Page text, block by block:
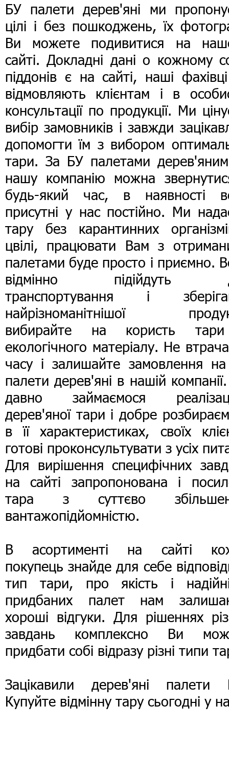
БУ палети дерев'яні ми
цілі і без пошкоджень, їх
Ви можете подивитися на
сайті. Докладні дані о кожному
піддонів є на сайті, наші
відмовляють клієнтам і в
консультації по продукції. Ми
вибір замовників і завжди
допомогти їм з вибором
тари. За БУ палетами
нашу компанію можна
будь-який час, в наявності
присутні у нас постійно. Ми
тару без карантинних
цвілі, працювати Вам з
палетами буде просто і приємно.
відмінно підійдуть
транспортування і
найрізноманітнішої
вибирайте на користь
екологічного матеріалу. Не
часу і залишайте замовлення
палети дерев'яні в нашій
давно займаємося
дерев'яної тари і добре
в її характеристиках, своїх
готові проконсультувати з усіх
Для вирішення специфічних
на сайті запропонована і
тара з суттєво
вантажопідйомністю.
В асортименті на сайті
покупець знайде для себе
тип тари, про якість і
придбаних палет нам
хороші відгуки. Для рішеннях
завдань комплексно Ви
придбати собі відразу різні типи
Зацікавили дерев'яні палети
Купуйте відмінну тару сьогодні у